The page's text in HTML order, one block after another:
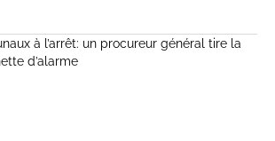
à l’arrêt: un procureur général tire la
d’alarme